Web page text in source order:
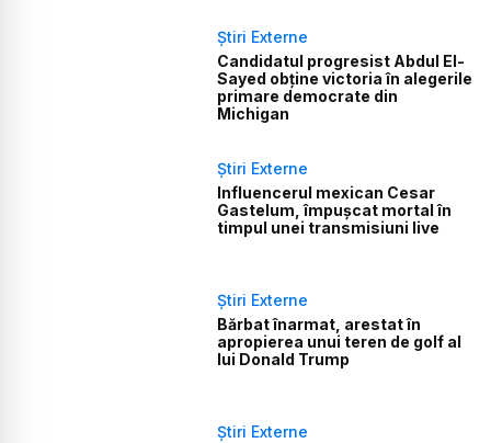
Știri Externe
Candidatul progresist Abdul El-
Sayed obține victoria în alegerile
primare democrate din
Michigan
Știri Externe
Influencerul mexican Cesar
Gastelum, împușcat mortal în
timpul unei transmisiuni live
Știri Externe
Bărbat înarmat, arestat în
apropierea unui teren de golf al
lui Donald Trump
Știri Externe